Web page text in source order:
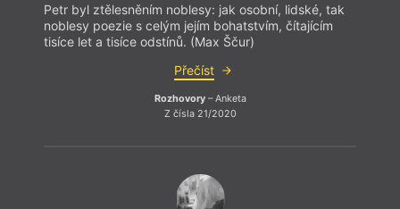
Petr byl ztělesněním noblesy: jak osobní, lidské, tak
noblesy poezie s celým jejím bohatstvím, čítajícím
tisíce let a tisíce odstínů. (Max Ščur)
Přečíst
Rozhovory– Anketa
Z čísla 21/2020